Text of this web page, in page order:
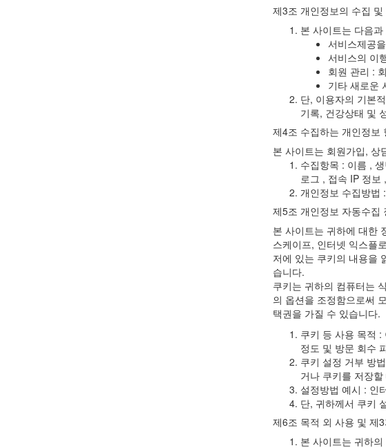
제3조 개인정보의 수집 및
본 사이트는 다음
서비스제공
서비스의 이
회원 관리 :
기타 새로운
단, 이용자의 기본
기록, 건강상태 및
제4조 수집하는 개인정보
본 사이트는 회원가입, 상
수집항목 : 이름 ,
로그 , 접속 IP 정보
개인정보 수집방법
제5조 개인정보 자동수집
본 사이트는 귀하에 대한
스케이프, 인터넷 익스플
저에 있는 쿠키의 내용을
습니다.
쿠키는 귀하의 컴퓨터는
의 옵션을 조정함으로써
택권을 가질 수 있습니다.
쿠키 등 사용 목적
정도 및 방문 회수
쿠키 설정 거부 방
거나 쿠키를 저장
설정방법 예시 : 인
단, 귀하께서 쿠키
제6조 목적 외 사용 및 제
본 사이트는 귀하